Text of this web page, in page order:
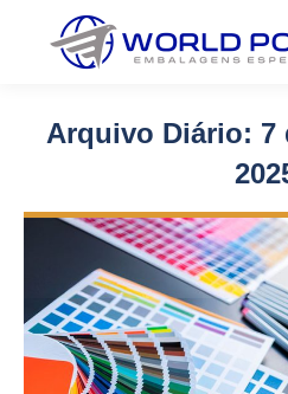
Arquivo Diário: 7